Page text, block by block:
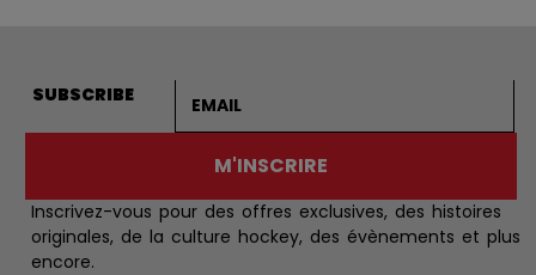
SUBSCRIBE
M'INSCRIRE
Inscrivez-vous pour des offres exclusives, des histoires
originales, de la culture hockey, des évènements et plus
encore.